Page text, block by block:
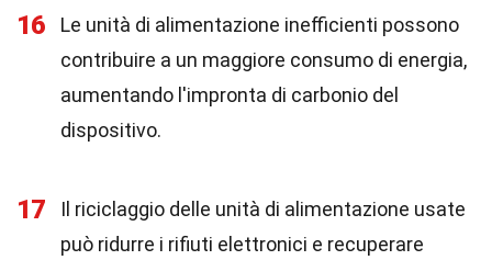
16
Le unità di alimentazione inefficienti possono
contribuire a un maggiore consumo di energia,
aumentando l'impronta di carbonio del
dispositivo.
17
Il riciclaggio delle unità di alimentazione usate
può ridurre i rifiuti elettronici e recuperare